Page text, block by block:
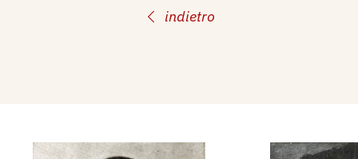
indietro
vento. Una volta gli tenni ferma una vacca per un
rara. Il capo della compagnia dei venditori